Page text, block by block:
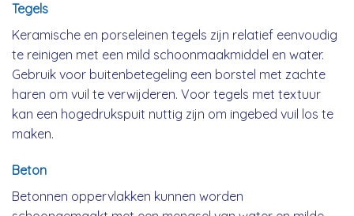
Tegels
Keramische en porseleinen tegels zijn relatief eenvoudig
te reinigen met een mild schoonmaakmiddel en water.
Gebruik voor buitenbetegeling een borstel met zachte
haren om vuil te verwijderen. Voor tegels met textuur
kan een hogedrukspuit nuttig zijn om ingebed vuil los te
maken.
Beton
Betonnen oppervlakken kunnen worden